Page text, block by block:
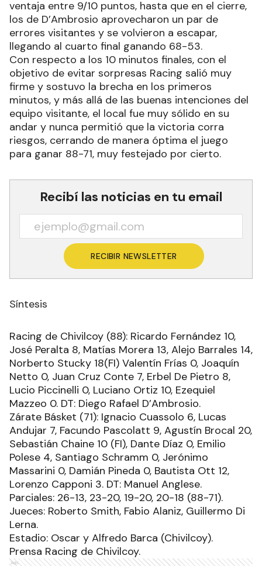
ventaja entre 9/10 puntos, hasta que en el cierre,
los de D’Ambrosio aprovecharon un par de
errores visitantes y se volvieron a escapar,
llegando al cuarto final ganando 68-53.
Con respecto a los 10 minutos finales, con el
objetivo de evitar sorpresas Racing salió muy
firme y sostuvo la brecha en los primeros
minutos, y más allá de las buenas intenciones del
equipo visitante, el local fue muy sólido en su
andar y nunca permitió que la victoria corra
riesgos, cerrando de manera óptima el juego
para ganar 88-71, muy festejado por cierto.
Recibí las noticias en tu email
RECIBIR NEWSLETTER
Síntesis
Racing de Chivilcoy (88): Ricardo Fernández 10,
José Peralta 8, Matías Morera 13, Alejo Barrales 14,
Norberto Stucky 18(FI) Valentín Frías 0, Joaquín
Netto 0, Juan Cruz Conte 7, Erbel De Pietro 8,
Lucio Piccinelli 0, Luciano Ortiz 10, Ezequiel
Mazzeo 0. DT: Diego Rafael D’Ambrosio.
Zárate Básket (71): Ignacio Cuassolo 6, Lucas
Andujar 7, Facundo Pascolatt 9, Agustín Brocal 20,
Sebastián Chaine 10 (FI), Dante Díaz 0, Emilio
Polese 4, Santiago Schramm 0, Jerónimo
Massarini 0, Damián Pineda 0, Bautista Ott 12,
Lorenzo Capponi 3. DT: Manuel Anglese.
Parciales: 26-13, 23-20, 19-20, 20-18 (88-71).
Jueces: Roberto Smith, Fabio Alaniz, Guillermo Di
Lerna.
Estadio: Oscar y Alfredo Barca (Chivilcoy).
Prensa Racing de Chivilcoy.
Ads